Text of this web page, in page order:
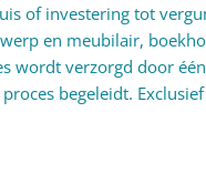
of investering tot
en meubilair,
wordt verzorgd door
begeleidt.